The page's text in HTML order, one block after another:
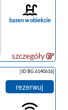
basen w obiekcie
szczegóły
[ID BG.6140616]
rezerwuj